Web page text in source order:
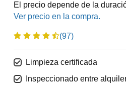
El precio depende de la
(97)
Limpieza certificada
Inspeccionado entre